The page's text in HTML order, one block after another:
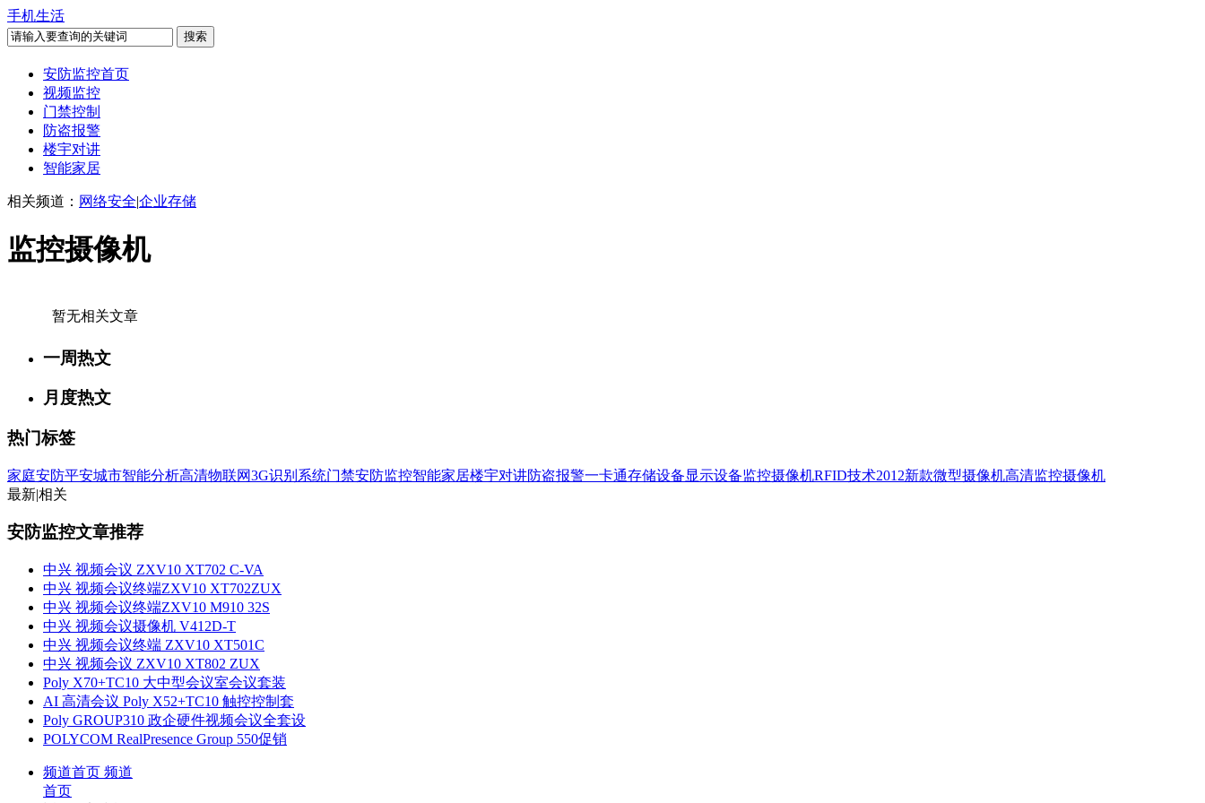
手机生活
安防监控首页
视频监控
门禁控制
防盗报警
楼宇对讲
智能家居
相关频道： 网络安全|企业存储
监控摄像机
暂无相关文章
一周热文
月度热文
热门标签
家庭安防平安城市智能分析高清物联网3G识别系统门禁安防监控智能家居楼宇对讲防盗报警一卡通存储设备显示设备监控摄像机RFID技术2012新款微型摄像机高清监控摄像机
最新|相关
安防监控文章推荐
中兴 视频会议 ZXV10 XT702 C-VA
中兴 视频会议终端ZXV10 XT702ZUX
中兴 视频会议终端ZXV10 M910 32S
中兴 视频会议摄像机 V412D-T
中兴 视频会议终端 ZXV10 XT501C
中兴 视频会议 ZXV10 XT802 ZUX
Poly X70+TC10 大中型会议室会议套装
AI 高清会议 Poly X52+TC10 触控控制套
Poly GROUP310 政企硬件视频会议全套设
POLYCOM RealPresence Group 550促销
频道首页 频道
首页